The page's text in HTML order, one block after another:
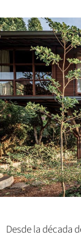
Desde la década